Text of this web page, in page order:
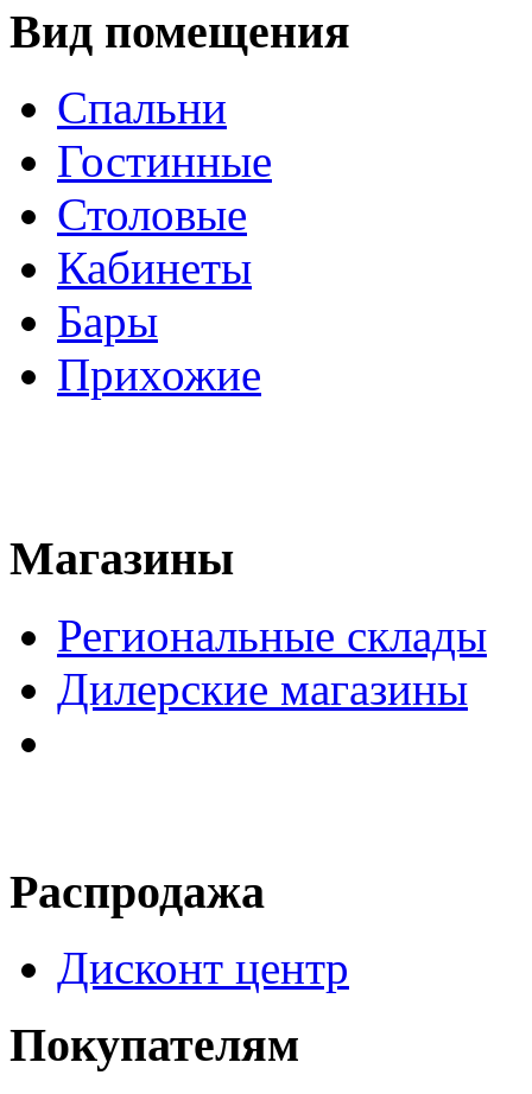
Вид помещения
Спальни
Гостинные
Столовые
Кабинеты
Бары
Прихожие
Магазины
Региональные склады
Дилерские магазины
Распродажа
Дисконт центр
Покупателям